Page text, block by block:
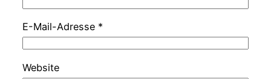
E-Mail-Adresse *
Website